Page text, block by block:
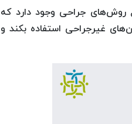
روش‌های جراحی وجود دارد که
غیرجراحی استفاده بکند و